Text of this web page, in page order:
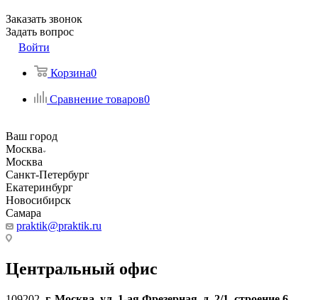
Заказать звонок
Задать вопрос
Войти
Корзина0
Сравнение товаров0
Ваш город
Москва
Москва
Санкт-Петербург
Екатеринбург
Новосибирск
Самара
praktik@praktik.ru
Центральный офис